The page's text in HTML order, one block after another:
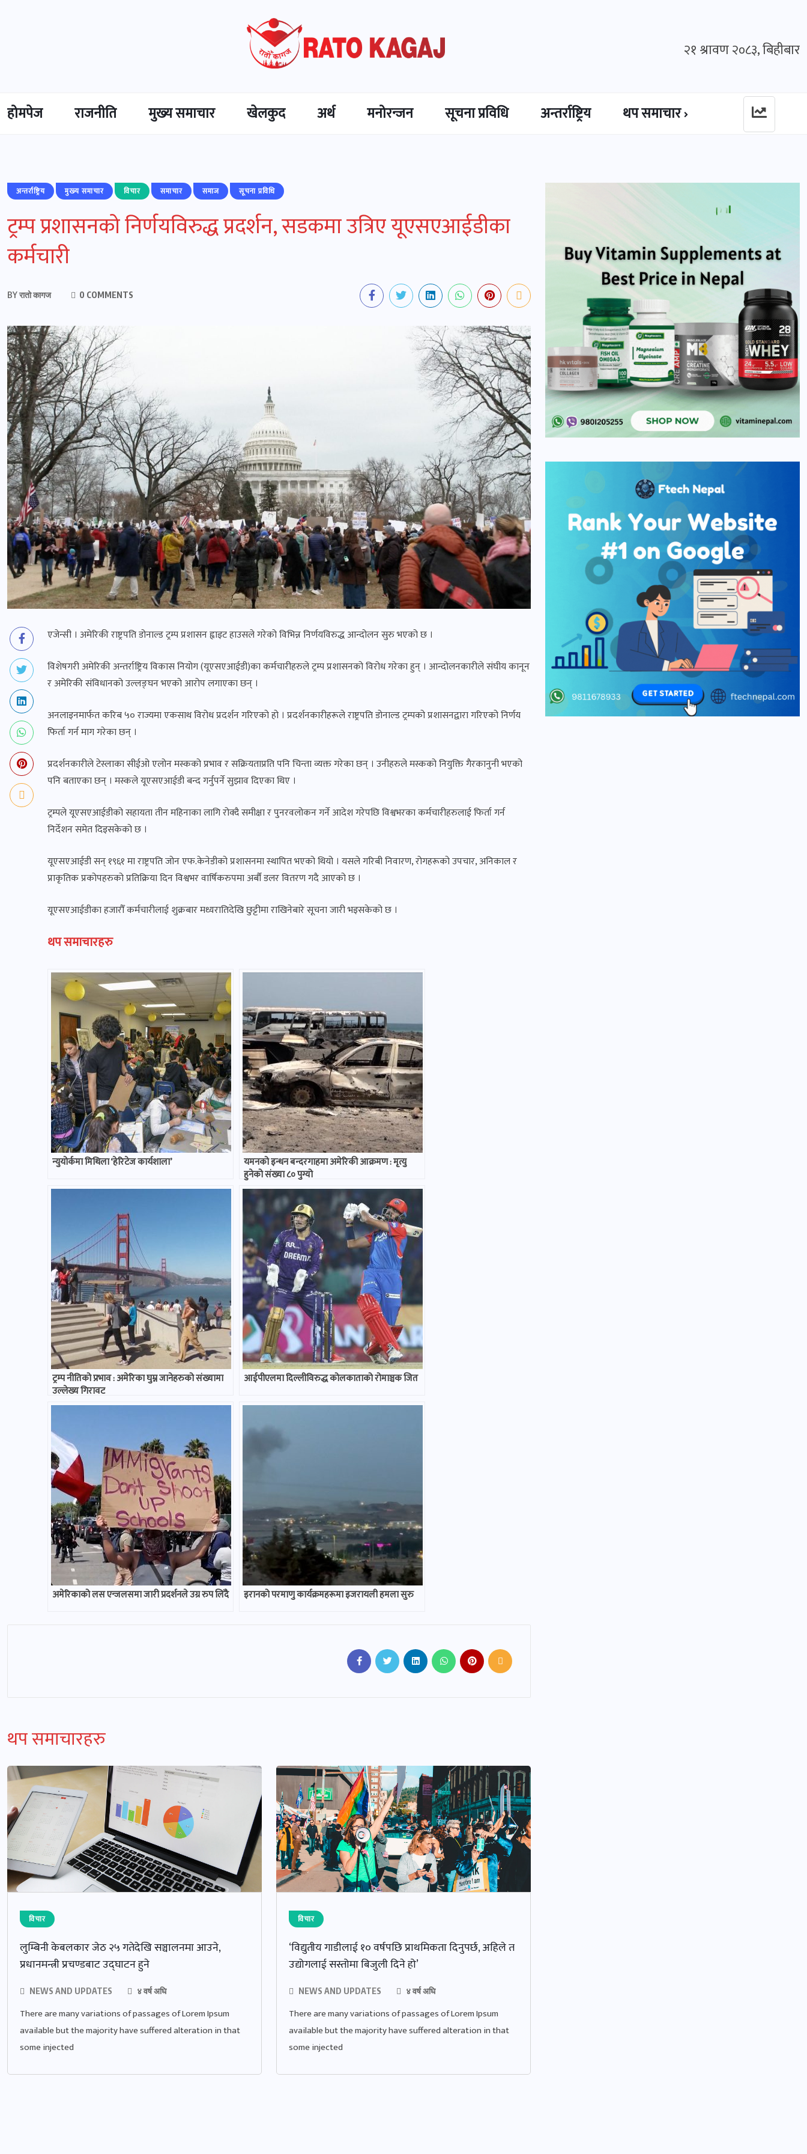
२१ श्रावण २०८३, बिहीबार
होमपेज राजनीति मुख्‍य समाचार खेलकुद अर्थ मनोरन्जन सूचना प्रविधि अन्तर्राष्ट्रिय थप समाचार
अन्तर्राष्ट्रिय मुख्‍य समाचार विचार समाचार समाज सूचना प्रविधि
ट्रम्प प्रशासनको निर्णयविरुद्ध प्रदर्शन, सडकमा उत्रिए यूएसएआईडीका
कर्मचारी
BYरातो कागज 0 COMMENTS
एजेन्सी । अमेरिकी राष्ट्रपति डोनाल्ड ट्रम्प प्रशासन ह्वाइट हाउसले गरेको विभिन्न निर्णयविरुद्ध आन्दोलन सुरु भएको छ ।
विशेषगरी अमेरिकी अन्तर्राष्ट्रिय विकास नियोग (यूएसएआईडी)का कर्मचारीहरुले ट्रम्प प्रशासनको विरोध गरेका हुन् । आन्दोलनकारीले संघीय कानून
र अमेरिकी संविधानको उल्लङ्घन भएको आरोप लगाएका छन् ।
अनलाइनमार्फत करिब ५० राज्यमा एकसाथ विरोध प्रदर्शन गरिएको हो । प्रदर्शनकारीहरूले राष्ट्रपति डोनाल्ड ट्रम्पको प्रशासनद्वारा गरिएको निर्णय
फिर्ता गर्न माग गरेका छन् ।
प्रदर्शनकारीले टेस्लाका सीईओ एलोन मस्कको प्रभाव र सक्रियताप्रति पनि चिन्ता व्यक्त गरेका छन् । उनीहरुले मस्कको नियुक्ति गैरकानुनी भएको
पनि बताएका छन् । मस्कले यूएसएआईडी बन्द गर्नुपर्ने सुझाव दिएका थिए ।
ट्रम्पले यूएसएआईडीको सहायता तीन महिनाका लागि रोक्दै समीक्षा र पुनरवलोकन गर्ने आदेश गरेपछि विश्वभरका कर्मचारीहरुलाई फिर्ता गर्न
निर्देशन समेत दिइसकेको छ ।
यूएसएआईडी सन् १९६१ मा राष्ट्रपति जोन एफ.केनेडीको प्रशासनमा स्थापित भएको थियो । यसले गरिबी निवारण, रोगहरूको उपचार, अनिकाल र
प्राकृतिक प्रकोपहरुको प्रतिक्रिया दिन विश्वभर वार्षिकरुपमा अर्बौं डलर वितरण गदै आएको छ ।
यूएसएआईडीका हजारौँ कर्मचारीलाई शुक्रबार मध्यरातिदेखि छुट्टीमा राखिनेबारे सूचना जारी भइसकेको छ ।
थप समाचारहरु
न्युयोर्कमा मिथिला ‘हेरिटेज कार्यशाला’
यमनको इन्धन बन्दरगाहमा अमेरिकी आक्रमण : मृत्यु
हुनेको संख्या ८० पुग्यो
ट्रम्प नीतिको प्रभाव : अमेरिका घुम्न जानेहरुको संख्यामा
उल्लेख्य गिरावट
आईपीएलमा दिल्लीविरुद्ध कोलकाताको रोमाञ्चक जित
अमेरिकाको लस एन्जलसमा जारी प्रदर्शनले उग्र रुप लिंदै इरानको परमाणु कार्यक्रमहरूमा इजरायली हमला सुरु
थप समाचारहरु
विचार
लुम्बिनी केबलकार जेठ २५ गतेदेखि सञ्चालनमा आउने,
प्रधानमन्त्री प्रचण्डबाट उद्घाटन हुने
NEWS AND UPDATES ४ वर्ष अघि
There are many variations of passages of Lorem Ipsum
available but the majority have suffered alteration in that
some injected
विचार
‘विद्युतीय गाडीलाई १० वर्षपछि प्राथमिकता दिनुपर्छ, अहिले त
उद्योगलाई सस्तोमा बिजुली दिने हो’
NEWS AND UPDATES ४ वर्ष अघि
There are many variations of passages of Lorem Ipsum
available but the majority have suffered alteration in that
some injected